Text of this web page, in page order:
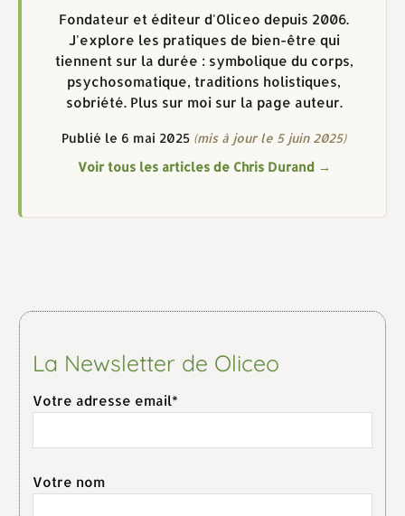
Fondateur et éditeur d'Oliceo depuis 2006.
J'explore les pratiques de bien-être qui
tiennent sur la durée : symbolique du corps,
psychosomatique, traditions holistiques,
sobriété. Plus sur moi sur la page auteur.
Publié le 6 mai 2025 (mis à jour le 5 juin 2025)
Voir tous les articles de Chris Durand →
La Newsletter de Oliceo
Votre adresse email*
Votre nom